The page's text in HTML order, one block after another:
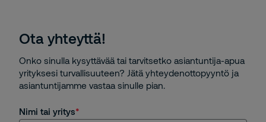
Ota yhteyttä!
Onko sinulla kysyttävää tai tarvitsetko asiantuntija-apua
yrityksesi turvallisuuteen? Jätä yhteydenottopyyntö ja
asiantuntijamme vastaa sinulle pian.
Nimi tai yritys